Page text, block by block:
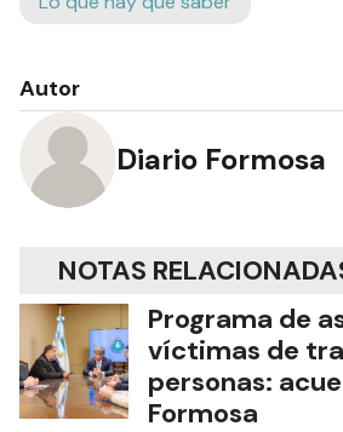
Autor
Diario Formosa
NOTAS
Programa de
víctimas de
personas:
Formosa